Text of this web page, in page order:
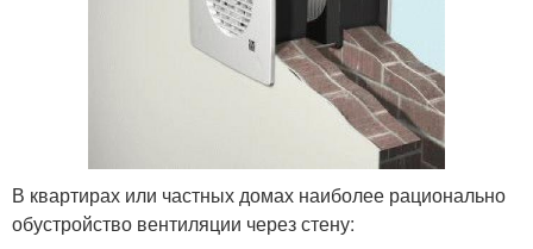
В квартирах или частных домах наиболее рационально
обустройство вентиляции через стену: